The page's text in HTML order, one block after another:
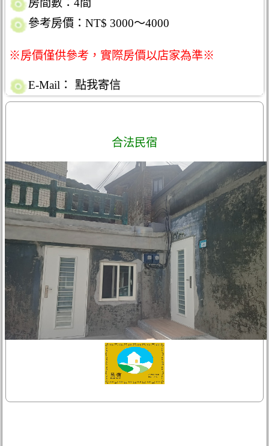
房間數：4間
參考房價：NT$ 3000～4000
※房價僅供參考，實際房價以店家為準※
E-Mail： 點我寄信
合法民宿